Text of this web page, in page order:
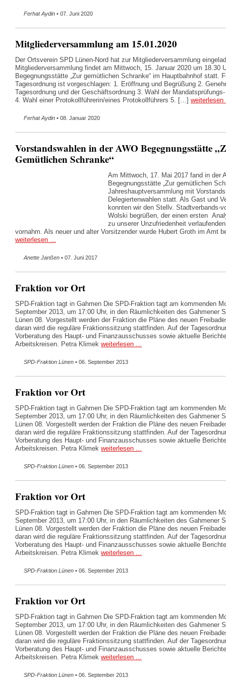
Ferhat Aydin • 07. Juni 2020
Mitgliederversammlung am 15.01.2020
Der Ortsverein SPD Lünen-Nord hat zur Mitgliederversammlung
Mitgliederversammlung findet am Mittwoch, 15. Januar 2020 um 18.30
Begegnungsstätte „Zur gemütlichen Schranke“ im Hauptbahnhof statt.
Tagesordnung ist vorgeschlagen: 1. Eröffnung und Begrüßung 2.
Tagesordnung und der Geschäftsordnung 3. Wahl der
4. Wahl einer Protokollführerin/eines Protokollführers 5. […] weiterlesen
Ferhat Aydin • 08. Januar 2020
Vorstandswahlen in der AWO Begegnungsstätte
Gemütlichen Schranke“
Am Mittwoch, 17. Mai 2017 fand in der
Begegnungsstätte „Zur gemütlichen
Jahreshauptversammlung mit
Delegiertenwahlen statt. Als Gast und
konnten wir den Stellv. Stadtverbands-
Wolski begrüßen, der einen ersten
zu unserer Unzufriedenheit
vornahm. Als neuer und alter Vorsitzender wurde Hubert Groth im Amt
weiterlesen ...
Anette Janßen • 07. Juni 2017
Fraktion vor Ort
SPD-Fraktion tagt in Gahmen Die SPD-Fraktion tagt am kommenden
September 2013, um 17:00 Uhr, in den Räumlichkeiten des Gahmener
Lünen 08. Vorgestellt werden der Fraktion die Pläne des neuen
daran wird die reguläre Fraktionssitzung stattfinden. Auf der
Vorberatung des Haupt- und Finanzausschusses sowie aktuelle
Arbeitskreisen. Petra Klimek weiterlesen ...
SPD-Fraktion Lünen • 06. September 2013
Fraktion vor Ort
SPD-Fraktion tagt in Gahmen Die SPD-Fraktion tagt am kommenden
September 2013, um 17:00 Uhr, in den Räumlichkeiten des Gahmener
Lünen 08. Vorgestellt werden der Fraktion die Pläne des neuen
daran wird die reguläre Fraktionssitzung stattfinden. Auf der
Vorberatung des Haupt- und Finanzausschusses sowie aktuelle
Arbeitskreisen. Petra Klimek weiterlesen ...
SPD-Fraktion Lünen • 06. September 2013
Fraktion vor Ort
SPD-Fraktion tagt in Gahmen Die SPD-Fraktion tagt am kommenden
September 2013, um 17:00 Uhr, in den Räumlichkeiten des Gahmener
Lünen 08. Vorgestellt werden der Fraktion die Pläne des neuen
daran wird die reguläre Fraktionssitzung stattfinden. Auf der
Vorberatung des Haupt- und Finanzausschusses sowie aktuelle
Arbeitskreisen. Petra Klimek weiterlesen ...
SPD-Fraktion Lünen • 06. September 2013
Fraktion vor Ort
SPD-Fraktion tagt in Gahmen Die SPD-Fraktion tagt am kommenden
September 2013, um 17:00 Uhr, in den Räumlichkeiten des Gahmener
Lünen 08. Vorgestellt werden der Fraktion die Pläne des neuen
daran wird die reguläre Fraktionssitzung stattfinden. Auf der
Vorberatung des Haupt- und Finanzausschusses sowie aktuelle
Arbeitskreisen. Petra Klimek weiterlesen ...
SPD-Fraktion Lünen • 06. September 2013